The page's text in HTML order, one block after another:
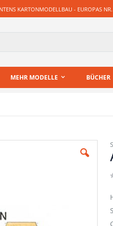
KARTONMODELLBAU - EUROPAS
MEHR MODELLE BÜCHER